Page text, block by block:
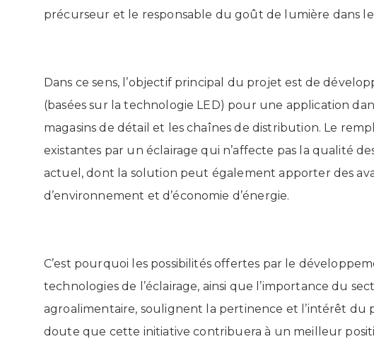
précurseur et le responsable du goût de lumière dans
Dans ce sens, l’objectif principal du projet est de
(basées sur la technologie LED) pour une application
magasins de détail et les chaînes de distribution. Le
existantes par un éclairage qui n’affecte pas la qualité
actuel, dont la solution peut également apporter des
d’environnement et d’économie d’énergie.
C’est pourquoi les possibilités offertes par le
technologies de l’éclairage, ainsi que l’importance du
agroalimentaire, soulignent la pertinence et l’intérêt du
doute que cette initiative contribuera à un meilleur